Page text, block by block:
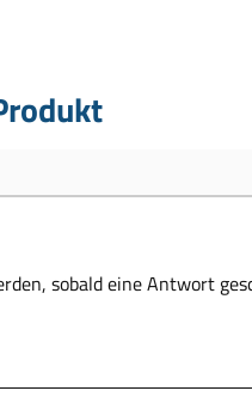
sobald eine Antwort